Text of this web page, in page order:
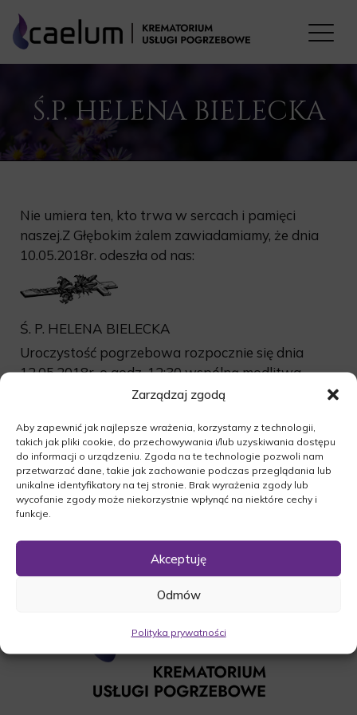
Zarządzaj zgodą
Aby zapewnić jak najlepsze wrażenia, korzystamy z technologii,
takich jak pliki cookie, do przechowywania i/lub uzyskiwania dostępu
do informacji o urządzeniu. Zgoda na te technologie pozwoli nam
przetwarzać dane, takie jak zachowanie podczas przeglądania lub
unikalne identyfikatory na tej stronie. Brak wyrażenia zgody lub
wycofanie zgody może niekorzystnie wpłynąć na niektóre cechy i
funkcje.
Akceptuję
Odmów
Polityka prywatności
Ś.P. HELENA BIELECKA
Nie umiera ten, kto trwa w sercach i pamięci
naszej.Z Głębokim żalem zawiadamiamy, że dnia
10.05.2018r. odeszła od nas:
Ś. P. HELENA BIELECKA
Uroczystość pogrzebowa rozpocznie się dnia
12.05.2018r. o godz. 12:30 wspólną modlitwa
różańcową w kościele św. Barbary w Wysokiej.
godz. 13:00, po której odprowadzimy zmarłą na
miejsce wiecznego spoczynku.
O czym zawiadamia pogrążona w smutku
Rodzina.